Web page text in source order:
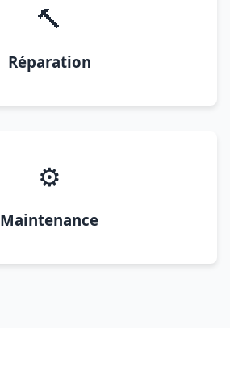
🔨
Réparation
⚙️
Maintenance